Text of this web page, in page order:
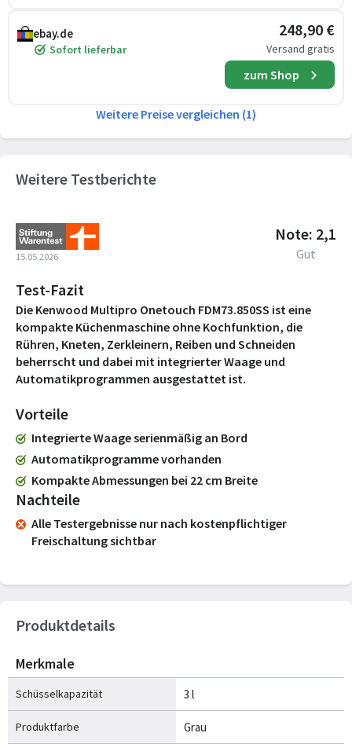
ebay.de
Sofort lieferbar
248,90 €
Versand gratis
zum Shop
Weitere Preise vergleichen (1)
Weitere Testberichte
15.05.2026
Note: 2,1
Gut
Test-Fazit
Die Kenwood Multipro Onetouch FDM73.850SS ist eine
kompakte Küchenmaschine ohne Kochfunktion, die
Rühren, Kneten, Zerkleinern, Reiben und Schneiden
beherrscht und dabei mit integrierter Waage und
Automatikprogrammen ausgestattet ist.
Vorteile
Integrierte Waage serienmäßig an Bord
Automatikprogramme vorhanden
Kompakte Abmessungen bei 22 cm Breite
Nachteile
Alle Testergebnisse nur nach kostenpflichtiger
Freischaltung sichtbar
Produktdetails
Merkmale
Schüsselkapazität 3 l
Produktfarbe Grau